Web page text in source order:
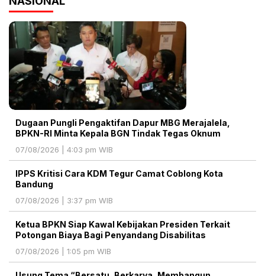
Dugaan Pungli Pengaktifan Dapur MBG Merajalela,
BPKN-RI Minta Kepala BGN Tindak Tegas Oknum
07/08/2026 | 4:03 pm WIB
IPPS Kritisi Cara KDM Tegur Camat Coblong Kota
Bandung
07/08/2026 | 3:37 pm WIB
Ketua BPKN Siap Kawal Kebijakan Presiden Terkait
Potongan Biaya Bagi Penyandang Disabilitas
07/08/2026 | 1:05 pm WIB